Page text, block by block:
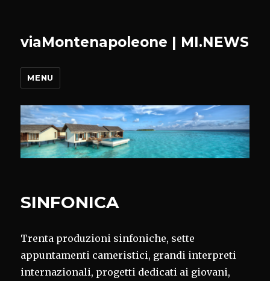
viaMontenapoleone | MI.NEWS
MENU
SINFONICA
Trenta produzioni sinfoniche, sette
appuntamenti cameristici, grandi interpreti
internazionali, progetti dedicati ai giovani,